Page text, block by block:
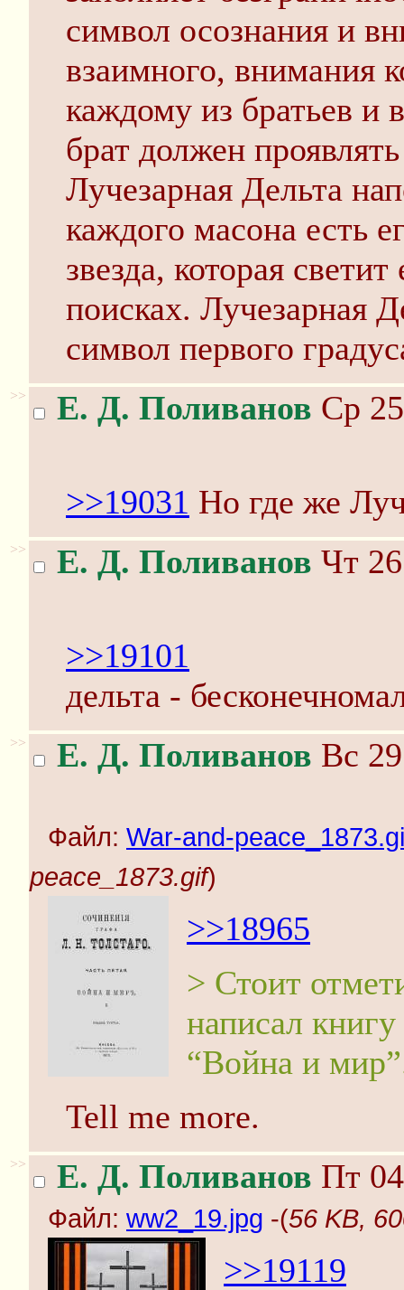
символ осознания и
взаимного, внимания
каждому из братьев и
брат должен
Лучезарная Дельта
каждого масона есть
звезда, которая
поисках. Лучезарная
символ первого
>> Е. Д. Поливанов Ср
>>19031 Но где же
>> Е. Д. Поливанов Чт
>>19101
дельта -
>> Е. Д. Поливанов Вс
Файл: War-and-
peace_1873.gif)
>>18965
> Стоит
написал
“Война и
Tell me more.
>> Е. Д. Поливанов Пт
Файл: ww2_19.jpg -(56 KB,
>>19119